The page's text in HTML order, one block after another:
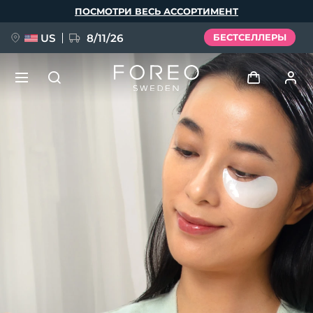
ПОСМОТРИ ВЕСЬ АССОРТИМЕНТ
US 8/11/26 БЕСТСЕЛЛЕРЫ
Войти
Профиль пользователя
Мои приборы
Мои заказы
Мои подписки
FAQ™ Pure Beauty-Tech Elixir
issa™ Teeth Whitening Set
Español
Italiano
Português
Svenska
Русский
简体中文 繁體中文